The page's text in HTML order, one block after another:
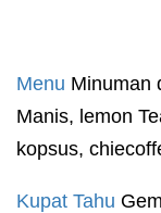
Menu Minuman
Manis, lemon
kopsus,
Kupat Tahu